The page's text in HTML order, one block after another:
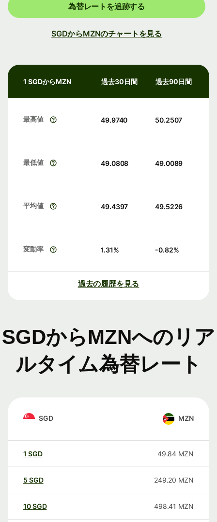
為替レートを追跡する
SGDからMZNのチャートを見る
1 SGDからMZN 過去30日間 過去90日間
最高値 49.9740 50.2507
最低値 49.0808 49.0089
平均値 49.4397 49.5226
変動率 1.31% -0.82%
過去の履歴を見る
SGDからMZNへのリア
ルタイム為替レート
SGD MZN
1 SGD 49.84 MZN
5 SGD 249.20 MZN
10SGD 498.41 MZN